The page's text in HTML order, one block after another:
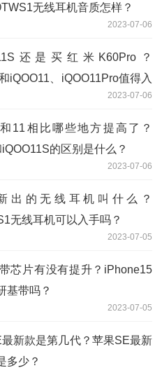
无线耳机音质怎样？
2023-07-06
还是买红米K60Pro？
iQOO11、iQOO11Pro值得入
2023-07-06
和11相比哪些地方提高了？
的区别是什么？
2023-07-06
出的无线耳机叫什么？
无线耳机可以入手吗？
2023-07-05
芯片有没有提升？iPhone15
基带吗？
2023-07-05
新款是第几代？苹果SE最新
多少？